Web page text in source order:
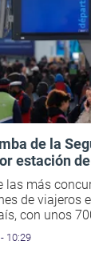
de la
estación
las más
de viajeros
con unos
10:29